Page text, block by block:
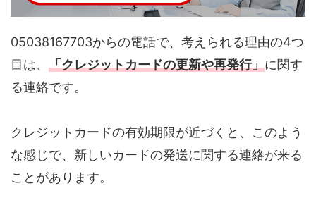
05038167703からの電話で、考えられる理由の4つ
目は、 「クレジットカードの更新や再発行」に関す
る連絡です。
クレジットカードの有効期限が近づくと、このよう
な感じで、新しいカードの発送に関する連絡が来る
ことがあります。